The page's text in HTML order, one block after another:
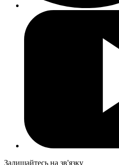
Залишайтесь на зв'язку